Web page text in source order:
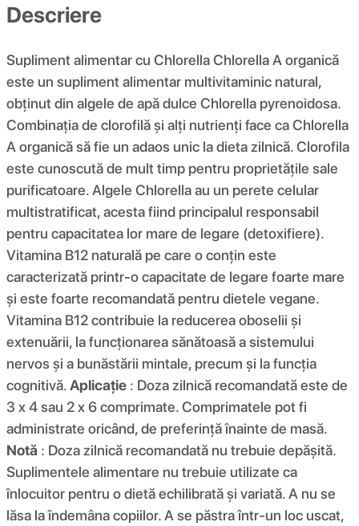
Descriere
Supliment alimentar cu Chlorella Chlorella A organică
este un supliment alimentar multivitaminic natural,
obținut din algele de apă dulce Chlorella pyrenoidosa.
Combinația de clorofilă și alți nutrienți face ca Chlorella
A organică să fie un adaos unic la dieta zilnică. Clorofila
este cunoscută de mult timp pentru proprietățile sale
purificatoare. Algele Chlorella au un perete celular
multistratificat, acesta fiind principalul responsabil
pentru capacitatea lor mare de legare (detoxifiere).
Vitamina B12 naturală pe care o conțin este
caracterizată printr-o capacitate de legare foarte mare
și este foarte recomandată pentru dietele vegane.
Vitamina B12 contribuie la reducerea oboselii și
extenuării, la funcționarea sănătoasă a sistemului
nervos și a bunăstării mintale, precum și la funcția
cognitivă.Aplicație : Doza zilnică recomandată este de
3 x 4 sau 2 x 6 comprimate. Comprimatele pot fi
administrate oricând, de preferință înainte de masă.
Notă : Doza zilnică recomandată nu trebuie depășită.
Suplimentele alimentare nu trebuie utilizate ca
înlocuitor pentru o dietă echilibrată și variată. A nu se
lăsa la îndemâna copiilor. A se păstra într-un loc uscat,